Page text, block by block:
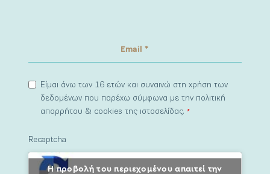
Είμαι άνω των 16 ετών και συναινώ στη χρήση των
δεδομένων που παρέχω σύμφωνα με την πολιτική
απορρήτου & cookies της ιστοσελίδας.*
Recaptcha
Η προβολή του περιεχομένου απαιτεί την